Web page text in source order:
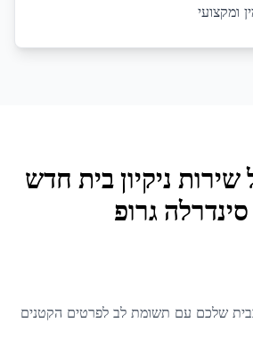
ומקצועי
שירות ניקיון בית חדש
גרופ
שלכם עם תשומת לב לפרטים הקטנים